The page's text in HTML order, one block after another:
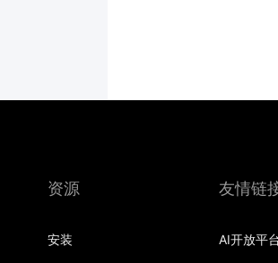
资源
安装
友情链
AI开放平